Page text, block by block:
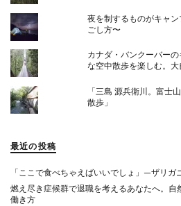
夜を制するものがキャ
ごし方〜
カナダ・バンクーバー
な空中散歩を楽しむ。大
「三島 源兵衛川。富士
散歩」
最近の投稿
「ここで食べちゃえばいいでしょ」—ザリガ
燃え尽き症候群で退職を考えるあなたへ。
働き方